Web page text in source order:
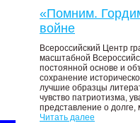
«Помним.
войне
Всероссийский Центр
масштабной
постоянной основе и
сохранение
лучшие образцы
чувство патриотизма,
представление о долге,
Читать далее